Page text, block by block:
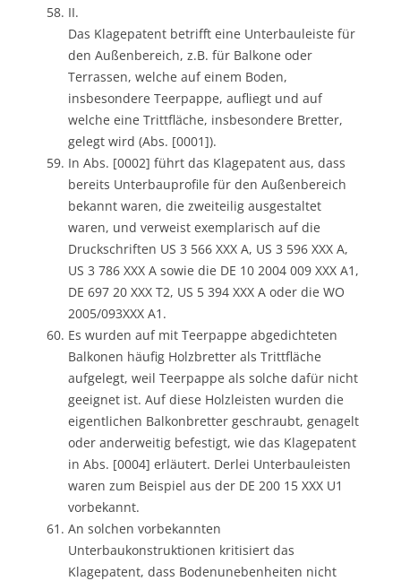
II.
Das Klagepatent betrifft eine Unterbauleiste für
den Außenbereich, z.B. für Balkone oder
Terrassen, welche auf einem Boden,
insbesondere Teerpappe, aufliegt und auf
welche eine Trittfläche, insbesondere Bretter,
gelegt wird (Abs. [0001]).
In Abs. [0002] führt das Klagepatent aus, dass
bereits Unterbauprofile für den Außenbereich
bekannt waren, die zweiteilig ausgestaltet
waren, und verweist exemplarisch auf die
Druckschriften US 3 566 XXX A, US 3 596 XXX A,
US 3 786 XXX A sowie die DE 10 2004 009 XXX A1,
DE 697 20 XXX T2, US 5 394 XXX A oder die WO
2005/093XXX A1.
Es wurden auf mit Teerpappe abgedichteten
Balkonen häufig Holzbretter als Trittfläche
aufgelegt, weil Teerpappe als solche dafür nicht
geeignet ist. Auf diese Holzleisten wurden die
eigentlichen Balkonbretter geschraubt, genagelt
oder anderweitig befestigt, wie das Klagepatent
in Abs. [0004] erläutert. Derlei Unterbauleisten
waren zum Beispiel aus der DE 200 15 XXX U1
vorbekannt.
An solchen vorbekannten
Unterbaukonstruktionen kritisiert das
Klagepatent, dass Bodenunebenheiten nicht